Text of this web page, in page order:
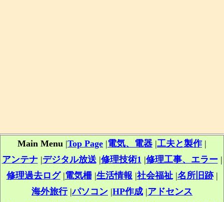
Main Menu |Top Page |電気、電器 |工夫と製作|
アンテナ|デジタル放送|修理技術1 |修理工事、エラー|
修理過去ログ|電気柵|生活情報 |社会福祉|名所旧跡|
海外旅行|パソコン |HP作成 |アドセンス